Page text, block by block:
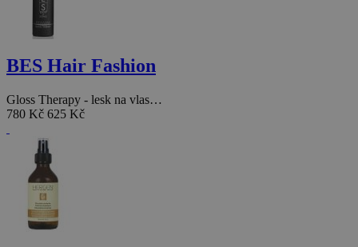
BES Hair Fashion
Gloss Therapy - lesk na vlas…
780 Kč 625 Kč